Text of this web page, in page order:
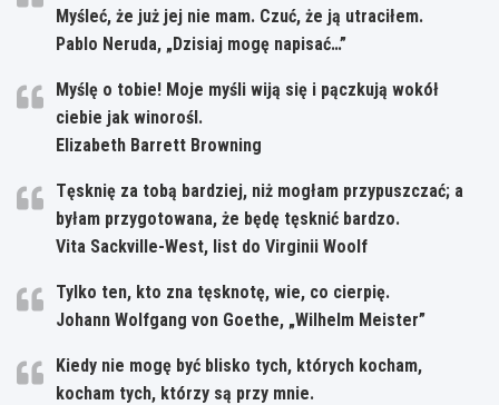
Myśleć, że już jej nie mam. Czuć, że ją utraciłem.
Pablo Neruda, „Dzisiaj mogę napisać…”
Myślę o tobie! Moje myśli wiją się i pączkują wokół
ciebie jak winorośl.
Elizabeth Barrett Browning
Tęsknię za tobą bardziej, niż mogłam przypuszczać; a
byłam przygotowana, że będę tęsknić bardzo.
Vita Sackville-West, list do Virginii Woolf
Tylko ten, kto zna tęsknotę, wie, co cierpię.
Johann Wolfgang von Goethe, „Wilhelm Meister”
Kiedy nie mogę być blisko tych, których kocham,
kocham tych, którzy są przy mnie.